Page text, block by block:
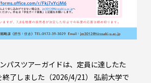
パスツアーガイドは、定員に達したた
終了しました（2026/4/21） 弘前大学で